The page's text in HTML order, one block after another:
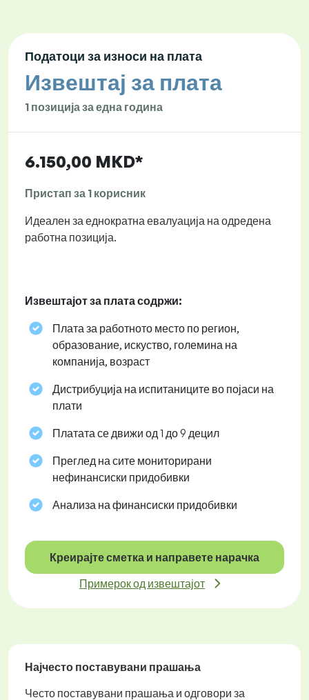
Податоци за износи на плата
Извештај за плата
1 позиција за една година
6.150,00 MKD*
Пристап за 1 корисник
Идеален за еднократна евалуација на одредена
работна позиција.
Извештајот за плата содржи:
Плата за работното место по регион,
образование, искуство, големина на
компанија, возраст
Дистрибуција на испитаниците во појаси на
плати
Платата се движи од 1 до 9 децил
Преглед на сите мониторирани
нефинансиски придобивки
Анализа на финансиски придобивки
Креирајте сметка и направете нарачка
Примерок од извештајот
Најчесто поставувани прашања
Често поставувани прашања и одговори за